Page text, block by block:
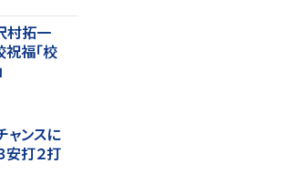
村拓一
福「校
ャンスに
安打２打